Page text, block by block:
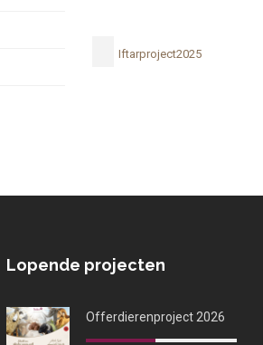
Iftarproject2025
Lopende projecten
Offerdierenproject 2026